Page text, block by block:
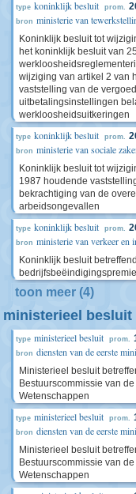
type koninklijk besluit prom.
bron ministerie van
Koninklijk besluit tot
het koninklijk besluit van
wijziging van artikel 2 van
vaststelling van de
uitbetalingsinstellingen
werkloosheidsuitkeringen
type koninklijk besluit prom.
bron ministerie van sociale
Koninklijk besluit tot
1987 houdende
bekrachtiging van de
arbeidsongevallen
type koninklijk besluit prom.
bron ministerie van verkeer en
Koninklijk besluit
toon meer (4)
ministerieel besluit
type ministerieel besluit prom.
bron diensten van de eerste
Ministerieel besluit
Bestuurscommissie van
Wetenschappen
type ministerieel besluit prom.
bron diensten van de eerste
Ministerieel besluit
Bestuurscommissie van
Wetenschappen